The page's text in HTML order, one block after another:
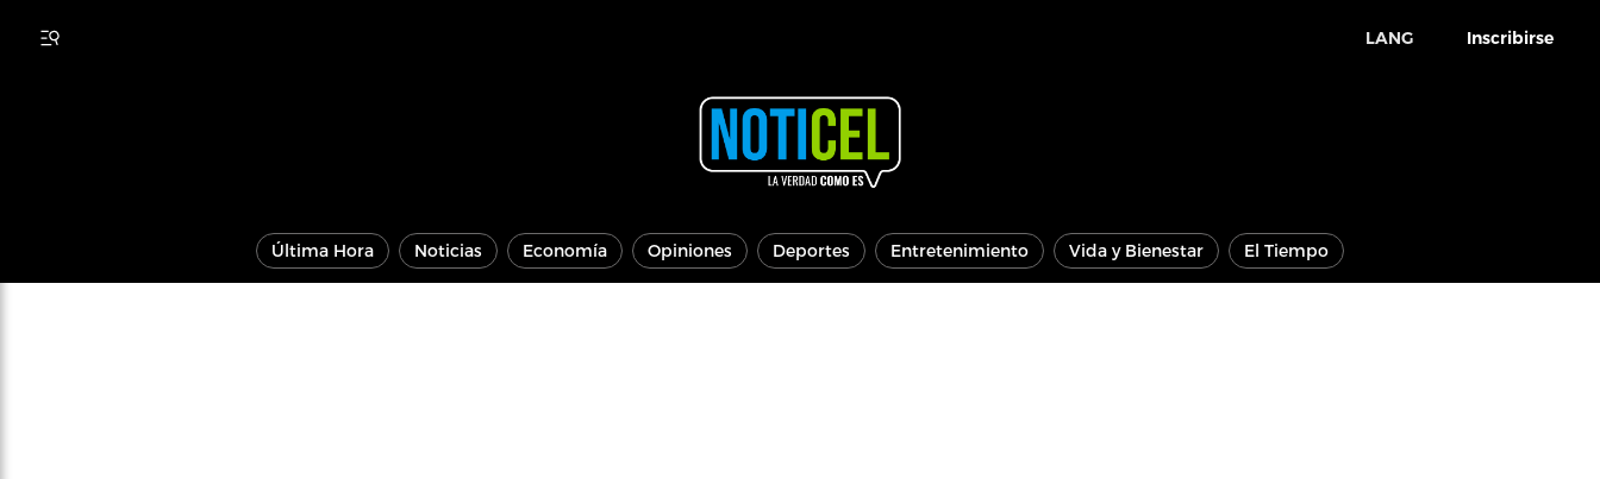
LANG Inscribirse
Última Hora Noticias Economía Opiniones Deportes Entretenimiento Vida y Bienestar El Tiempo